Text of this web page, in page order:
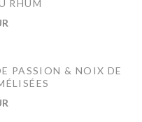
RHUM
PASSION & NOIX DE